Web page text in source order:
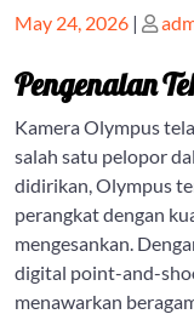
Posted
May 24, 2026 |
Pengenalan
Kamera Olympus
salah satu pelopor
didirikan, Olympus
perangkat dengan
mengesankan.
digital point-and-
menawarkan